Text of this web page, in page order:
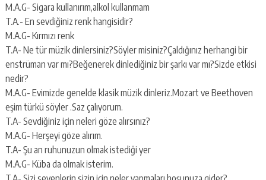
M.A.G- Sigara kullanırım,alkol kullanmam
T.A.- En sevdiğiniz renk hangisidir?
M.A.G- Kırmızı renk
T.A- Ne tür müzik dinlersiniz?Söyler misiniz?Çaldığınız herhangi bir
enstrüman var mı?Beğenerek dinlediğiniz bir şarkı var mı?Sizde etkisi
nedir?
M.A.G- Evimizde genelde klasik müzik dinleriz.Mozart ve Beethoven
eşim türkü söyler .Saz çalıyorum.
T.A- Sevdiğiniz için neleri göze alırsınız?
M.A.G- Herşeyi göze alırım.
T.A- Şu an ruhunuzun olmak istediği yer
M.A.G- Küba da olmak isterim.